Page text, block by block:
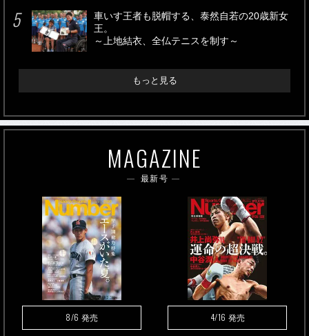
車いす王者も脱帽する、泰然自若の20歳新女
王。
～上地結衣、全仏テニスを制す～
もっと見る
MAGAZINE
最新号
8/6 発売 4/16 発売